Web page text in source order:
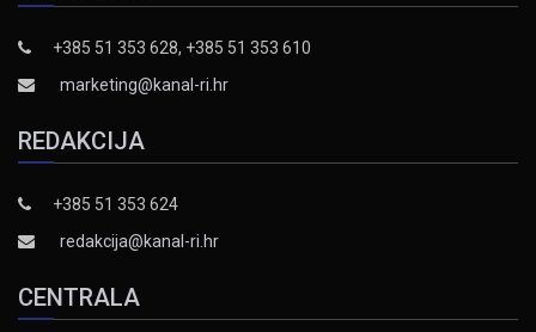
+385 51 353 628, +385 51 353 610
marketing@kanal-ri.hr
REDAKCIJA
+385 51 353 624
redakcija@kanal-ri.hr
CENTRALA